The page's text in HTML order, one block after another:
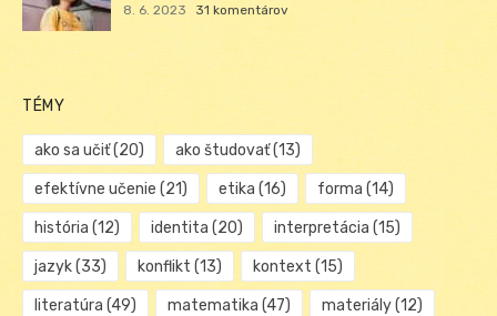
8. 6. 2023 31 komentárov
TÉMY
ako sa učiť(20) ako študovať(13)
efektívne učenie (21) etika (16) forma (14)
história (12) identita (20) interpretácia (15)
jazyk(33) konflikt (13) kontext (15)
literatúra (49) matematika (47) materiály(12)